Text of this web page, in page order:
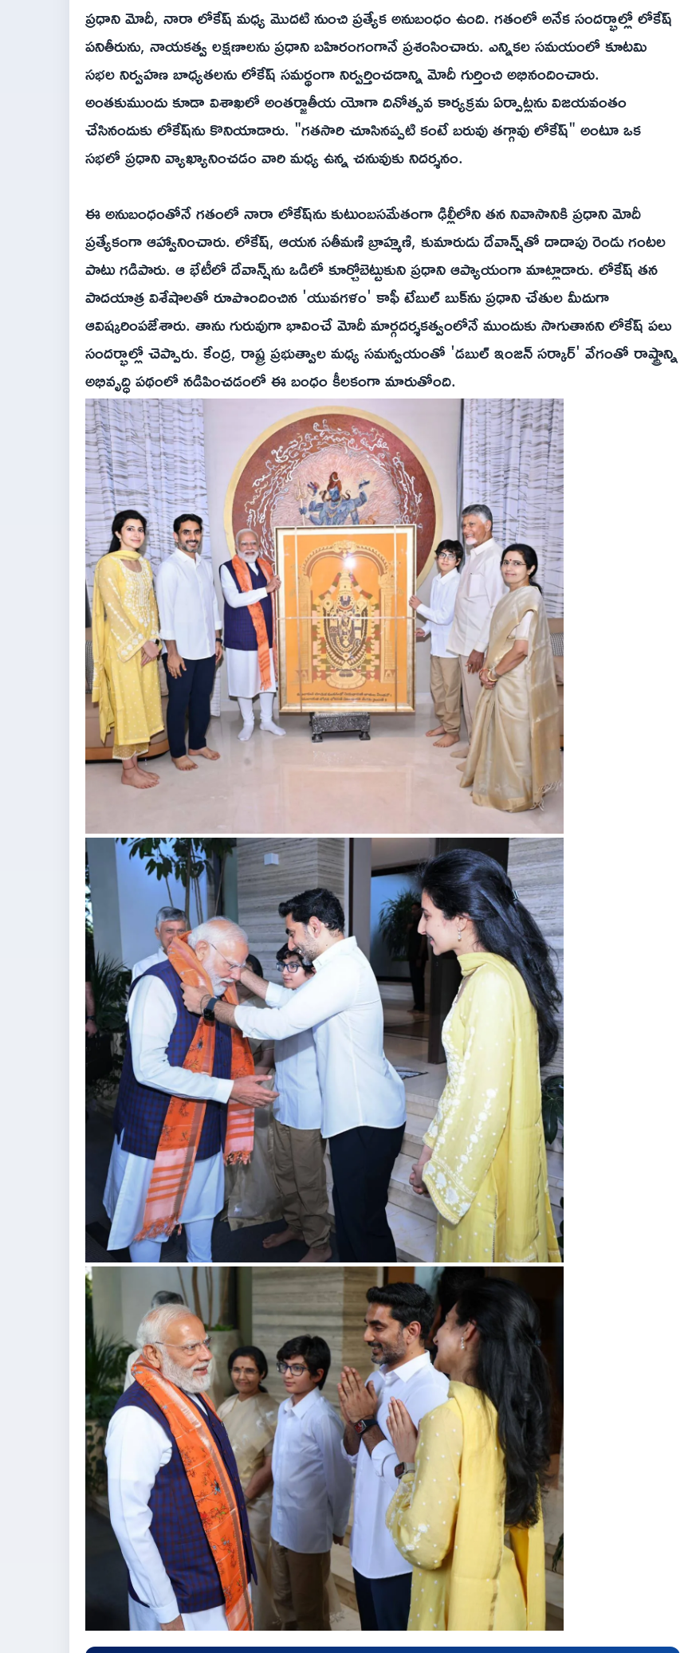
ప్రధాని మోదీ, నారా లోకేష్ మధ్య మొదటి నుంచి ప్రత్యేక అనుబంధం ఉంది. గతంలో అనేక సందర్భాల్లో లోకేష్
పనితీరును, నాయకత్వ లక్షణాలను ప్రధాని బహిరంగంగానే ప్రశంసించారు. ఎన్నికల సమయంలో కూటమి
సభల నిర్వహణ బాధ్యతలను లోకేష్ సమర్థంగా నిర్వర్తించడాన్ని మోదీ గుర్తించి అభినందించారు.
అంతకుముందు కూడా విశాఖలో అంతర్జాతీయ యోగా దినోత్సవ కార్యక్రమ ఏర్పాట్లను విజయవంతం
చేసినందుకు లోకేష్‌ను కొనియాడారు. "గతసారి చూసినప్పటి కంటే బరువు తగ్గావు లోకేష్" అంటూ ఒక
సభలో ప్రధాని వ్యాఖ్యానించడం వారి మధ్య ఉన్న చనువుకు నిదర్శనం.
ఈ అనుబంధంతోనే గతంలో నారా లోకేష్‌ను కుటుంబసమేతంగా ఢిల్లీలోని తన నివాసానికి ప్రధాని మోదీ
ప్రత్యేకంగా ఆహ్వానించారు. లోకేష్, ఆయన సతీమణి బ్రాహ్మణి, కుమారుడు దేవాన్ష్‌తో దాదాపు రెండు గంటల
పాటు గడిపారు. ఆ భేటీలో దేవాన్ష్‌ను ఒడిలో కూర్చోబెట్టుకుని ప్రధాని ఆప్యాయంగా మాట్లాడారు. లోకేష్ తన
పాదయాత్ర విశేషాలతో రూపొందించిన 'యువగళం' కాఫీ టేబుల్ బుక్‌ను ప్రధాని చేతుల మీదుగా
ఆవిష్కరింపజేశారు. తాను గురువుగా భావించే మోదీ మార్గదర్శకత్వంలోనే ముందుకు సాగుతానని లోకేష్ పలు
సందర్భాల్లో చెప్పారు. కేంద్ర, రాష్ట్ర ప్రభుత్వాల మధ్య సమన్వయంతో 'డబుల్ ఇంజన్ సర్కార్' వేగంతో రాష్ట్రాన్ని
అభివృద్ధి పథంలో నడిపించడంలో ఈ బంధం కీలకంగా మారుతోంది.